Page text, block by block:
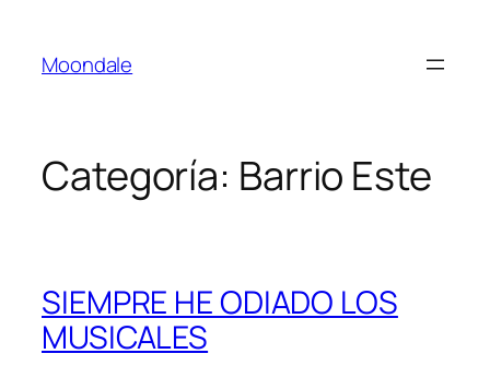
contenido
Moondale
Categoría: Barrio Este
SIEMPRE HE ODIADO LOS
MUSICALES